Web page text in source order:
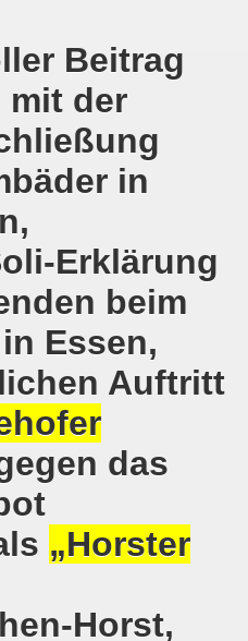
Beitrag
mit der
in
Erklärung
beim
Essen,
Auftritt
das
„Horster
Horst,
und
mit der
nach Bonn zur großen
entschieden gegen
Themen-Palette
Protestaktion - von
und die MLPD
Montagsdemo-
in Berlin!
Liste
Berlin am 24.09.2017